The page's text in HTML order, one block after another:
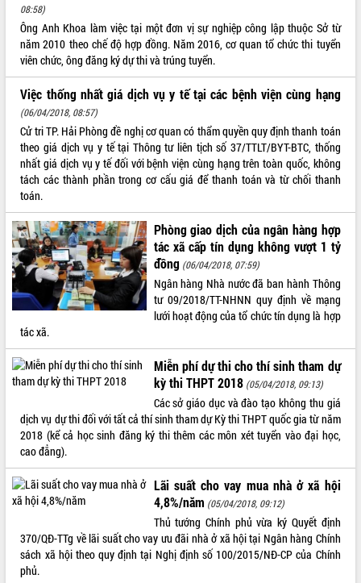
Không có file video nào để phát.
ALBUM ẢNH
LIÊN KẾT WEB
08:58)
Ông Anh Khoa làm việc tại một đơn vị sự nghiệp công lập thuộc Sở từ
năm 2010 theo chế độ hợp đồng. Năm 2016, cơ quan tổ chức thi tuyển
viên chức, ông đăng ký dự thi và trúng tuyển.
Việc thống nhất giá dịch vụ y tế tại các bệnh viện cùng hạng
(06/04/2018, 08:57)
Cử tri TP. Hải Phòng đề nghị cơ quan có thẩm quyền quy định thanh toán
theo giá dịch vụ y tế tại Thông tư liên tịch số 37/TTLT/BYT-BTC, thống
nhất giá dịch vụ y tế đối với bệnh viện cùng hạng trên toàn quốc, không
tách các thành phần trong cơ cấu giá để thanh toán và từ chối thanh
toán.
Phòng giao dịch của ngân hàng hợp
tác xã cấp tín dụng không vượt 1 tỷ
đồng (06/04/2018, 07:59)
Ngân hàng Nhà nước đã ban hành Thông
tư 09/2018/TT-NHNN quy định về mạng
lưới hoạt động của tổ chức tín dụng là hợp
tác xã.
Miễn phí dự thi cho thí sinh tham dự
kỳ thi THPT 2018 (05/04/2018, 09:13)
Các sở giáo dục và đào tạo không thu giá
dịch vụ dự thi đối với tất cả thí sinh tham dự Kỳ thi THPT quốc gia từ năm
2018 (kể cả học sinh đăng ký thi thêm các môn xét tuyển vào đại học,
cao đẳng).
Lãi suất cho vay mua nhà ở xã hội
4,8%/năm (05/04/2018, 09:12)
Thủ tướng Chính phủ vừa ký Quyết định
370/QĐ-TTg về lãi suất cho vay ưu đãi nhà ở xã hội tại Ngân hàng Chính
sách xã hội theo quy định tại Nghị định số 100/2015/NĐ-CP của Chính
phủ.